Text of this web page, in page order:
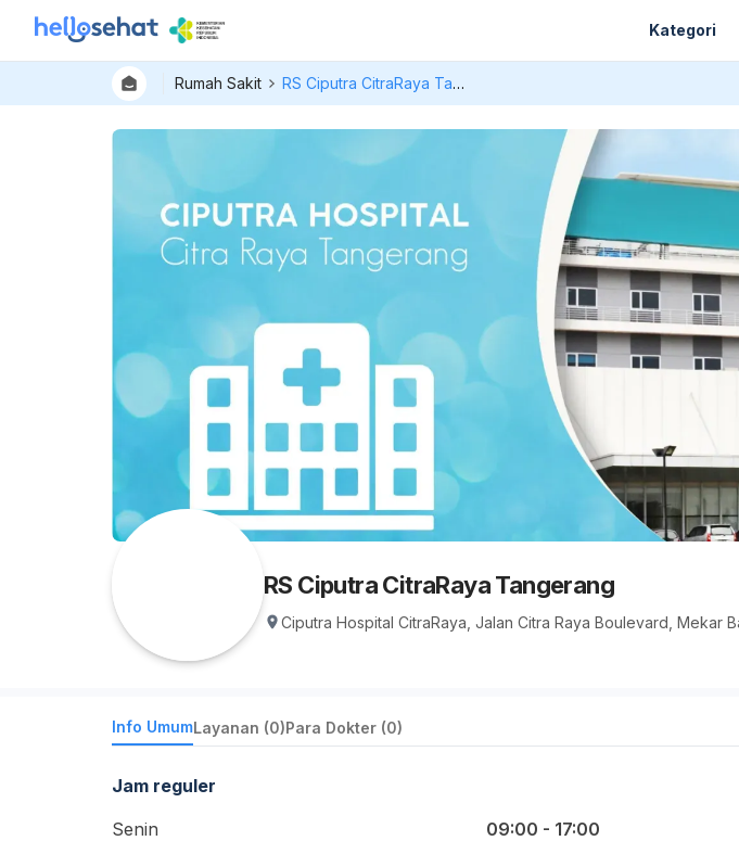
Kategori
Rumah Sakit RS Ciputra CitraRaya Tangerang
RS Ciputra CitraRaya Tangerang
Ciputra Hospital CitraRaya, Jalan Citra Raya Boulevard, Mekar
Info UmumLayanan (0)Para Dokter (0)
Jam reguler
Senin
09:00 - 17:00